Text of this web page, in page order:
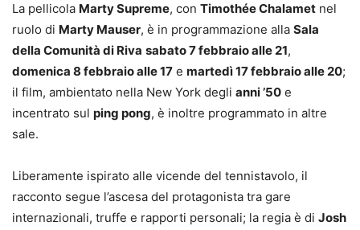
La pellicola Marty Supreme, con Timothée Chalamet nel
ruolo di Marty Mauser, è in programmazione alla Sala
della Comunità di Riva sabato 7 febbraio alle 21,
domenica 8 febbraio alle 17 e martedì 17 febbraio alle 20;
il film, ambientato nella New York degli anni ’50 e
incentrato sul ping pong, è inoltre programmato in altre
sale.
Liberamente ispirato alle vicende del tennistavolo, il
racconto segue l’ascesa del protagonista tra gare
internazionali, truffe e rapporti personali; la regia è di Josh